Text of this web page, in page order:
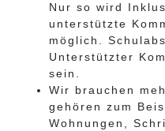
Nur so wird
unterstützte
möglich.
Unterstützter
sein.
Wir brauchen
gehören zum
Wohnungen,